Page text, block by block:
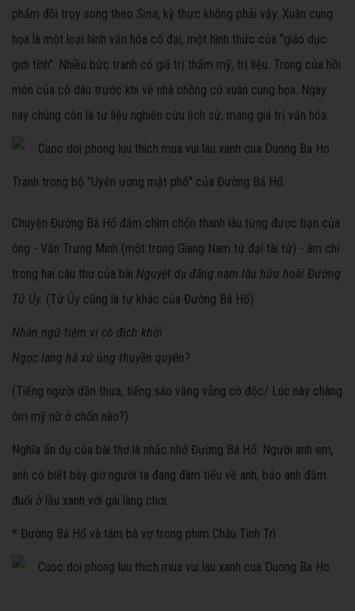
phẩm đồi trụy song theo Sina, kỳ thực không phải vậy. Xuân cung
họa là một loại hình văn hóa cổ đại, một hình thức của "giáo dục
giới tính". Nhiều bức tranh có giá trị thẩm mỹ, trị liệu. Trong của hồi
môn của cô dâu trước khi về nhà chồng có xuân cung họa. Ngày
nay chúng còn là tư liệu nghiên cứu lịch sử, mang giá trị văn hóa.
Tranh trong bộ "Uyên ương mật phổ" của Đường Bá Hổ.
Chuyện Đường Bá Hổ đắm chìm chốn thanh lâu từng được bạn của
ông - Văn Trưng Minh (một trong Giang Nam tứ đại tài tử) - ám chỉ
trong hai câu thơ của bài Nguyệt dạ đăng nam lâu hữu hoài Đường
Tử Úy. (Tử Úy cũng là tự khác của Đường Bá Hổ).
Nhân ngữ tiệm vi cô địch khởi
Ngọc lang hà xứ ủng thuyền quyên?
(Tiếng người dần thưa, tiếng sáo văng vẳng cô độc/ Lúc này chàng
ôm mỹ nữ ở chốn nào?).
Nghĩa ẩn dụ của bài thơ là nhắc nhở Đường Bá Hổ: Người anh em,
anh có biết bây giờ người ta đang đàm tiếu về anh, bảo anh đắm
đuối ở lầu xanh với gái làng chơi.
* Đường Bá Hổ và tám bà vợ trong phim Châu Tinh Trì